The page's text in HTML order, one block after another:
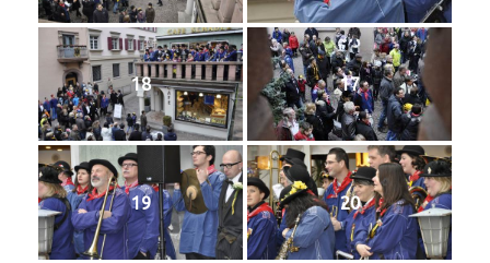
18 17
19 20